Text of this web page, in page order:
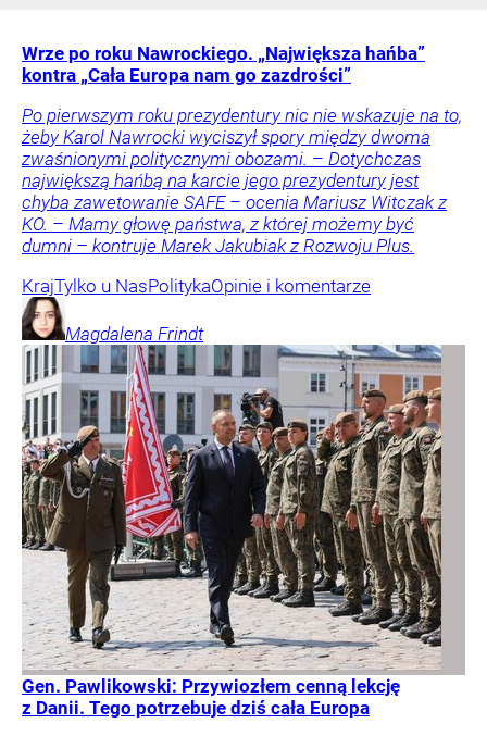
Wrze po roku Nawrockiego. „Największa hańba”
kontra „Cała Europa nam go zazdrości”
Po pierwszym roku prezydentury nic nie wskazuje na to,
żeby Karol Nawrocki wyciszył spory między dwoma
zwaśnionymi politycznymi obozami. – Dotychczas
największą hańbą na karcie jego prezydentury jest
chyba zawetowanie SAFE – ocenia Mariusz Witczak z
KO. – Mamy głowę państwa, z której możemy być
dumni – kontruje Marek Jakubiak z Rozwoju Plus.
KrajTylko u NasPolitykaOpinie i komentarze
Magdalena Frindt
Gen. Pawlikowski: Przywiozłem cenną lekcję
z Danii. Tego potrzebuje dziś cała Europa